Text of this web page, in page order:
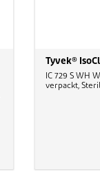
Tyvek®
IC 729 S WH
verpackt,